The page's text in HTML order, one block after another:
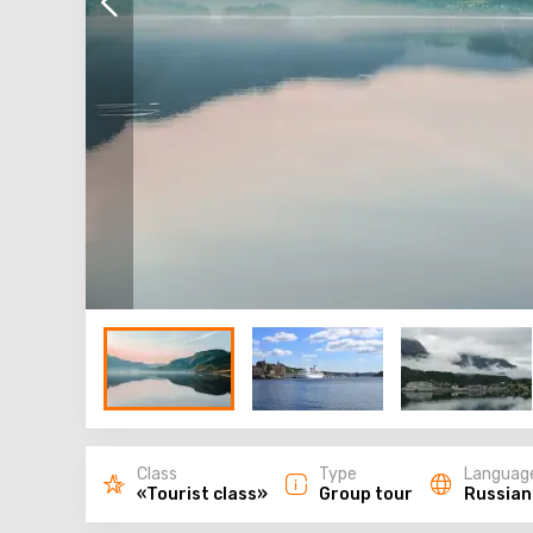
Class
«Tourist class»
Type
Group tour
Russian